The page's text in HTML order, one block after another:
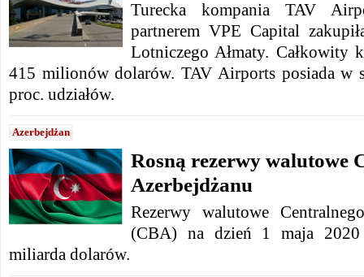
Turecka kompania TAV
partnerem VPE Capital
Lotniczego Ałmaty. Całkowity
415 milionów dolarów. TAV Airports posiada w
proc. udziałów.
Azerbejdżan
Rosną rezerwy walutowe
Azerbejdżanu
Rezerwy walutowe
(CBA) na dzień 1 maja
miliarda dolarów.